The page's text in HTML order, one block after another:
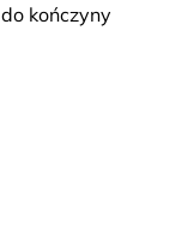
kończyny